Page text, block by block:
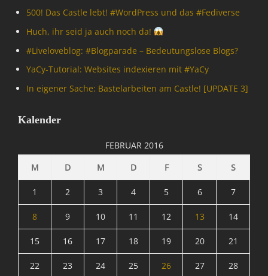
500! Das Castle lebt! #WordPress und das #Fediverse
Huch, ihr seid ja auch noch da!
#Livelove­blog: #Blogparade – Bedeutungslose Blogs?
YaCy-Tutorial: Websites indexieren mit #YaCy
In eigener Sache: Bastelarbeiten am Castle! [UPDATE 3]
Kalender
FEBRUAR 2016
M
D M D F S S
1 2 3 4 5 6 7
8 9 10 11 12 13 14
15 16 17 18 19 20 21
22 23 24 25 26 27 28